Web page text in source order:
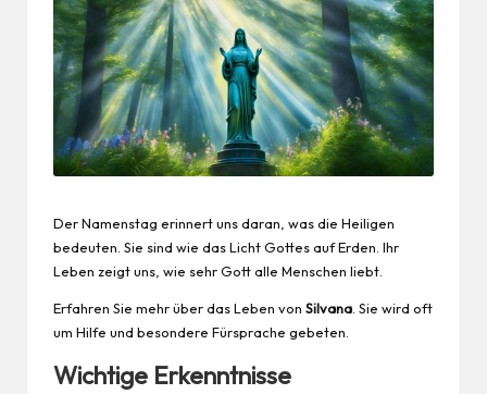
Der Namenstag erinnert uns daran, was die Heiligen
bedeuten. Sie sind wie das Licht Gottes auf Erden. Ihr
Leben zeigt uns, wie sehr Gott alle Menschen liebt.
Erfahren Sie mehr über das Leben von Silvana. Sie wird oft
um Hilfe und besondere Fürsprache gebeten.
Wichtige Erkenntnisse